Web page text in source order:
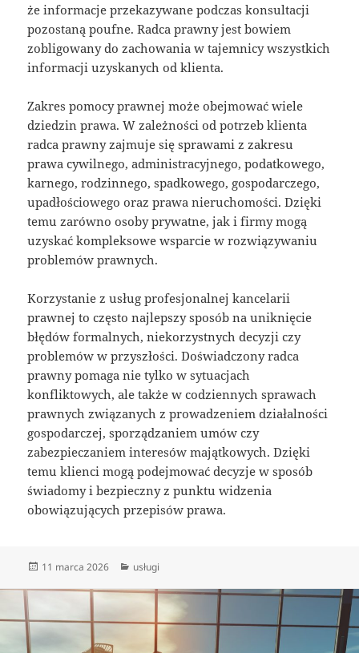
że informacje przekazywane podczas konsultacji
pozostaną poufne. Radca prawny jest bowiem
zobligowany do zachowania w tajemnicy wszystkich
informacji uzyskanych od klienta.
Zakres pomocy prawnej może obejmować wiele
dziedzin prawa. W zależności od potrzeb klienta
radca prawny zajmuje się sprawami z zakresu
prawa cywilnego, administracyjnego, podatkowego,
karnego, rodzinnego, spadkowego, gospodarczego,
upadłościowego oraz prawa nieruchomości. Dzięki
temu zarówno osoby prywatne, jak i firmy mogą
uzyskać kompleksowe wsparcie w rozwiązywaniu
problemów prawnych.
Korzystanie z usług profesjonalnej kancelarii
prawnej to często najlepszy sposób na uniknięcie
błędów formalnych, niekorzystnych decyzji czy
problemów w przyszłości. Doświadczony radca
prawny pomaga nie tylko w sytuacjach
konfliktowych, ale także w codziennych sprawach
prawnych związanych z prowadzeniem działalności
gospodarczej, sporządzaniem umów czy
zabezpieczaniem interesów majątkowych. Dzięki
temu klienci mogą podejmować decyzje w sposób
świadomy i bezpieczny z punktu widzenia
obowiązujących przepisów prawa.
Data
11 marca 2026 Kategorie
usługi